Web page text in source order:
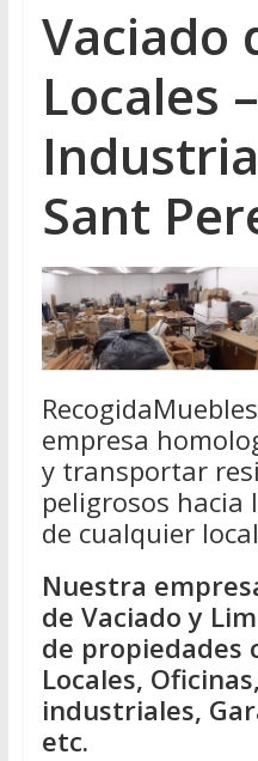
Vaciado
Locales
Sant
empresa
y transportar
peligrosos hacia
de cualquier
Nuestra
de Vaciado y
de propiedades
Locales,
industriales,
etc.